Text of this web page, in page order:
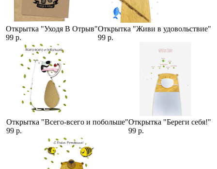
Открытка "Уходя В Отрыв"
99 р.
Открытка "Живи в удовольствие"
99 р.
Открытка "Всего-всего и побольше"
99 р.
Открытка "Береги себя!"
99 р.